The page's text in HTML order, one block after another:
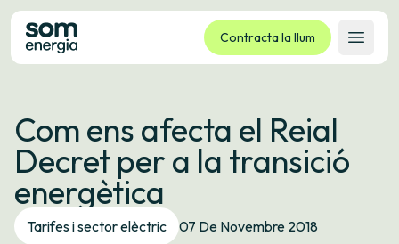
Contracta la llum
Obrir
Tarifes
Serveis
Empreses
La cooperativa
Contacte
Com ens afecta el Reial
Decret per a la transició
energètica
Tarifes i sector elèctric 07 De Novembre 2018